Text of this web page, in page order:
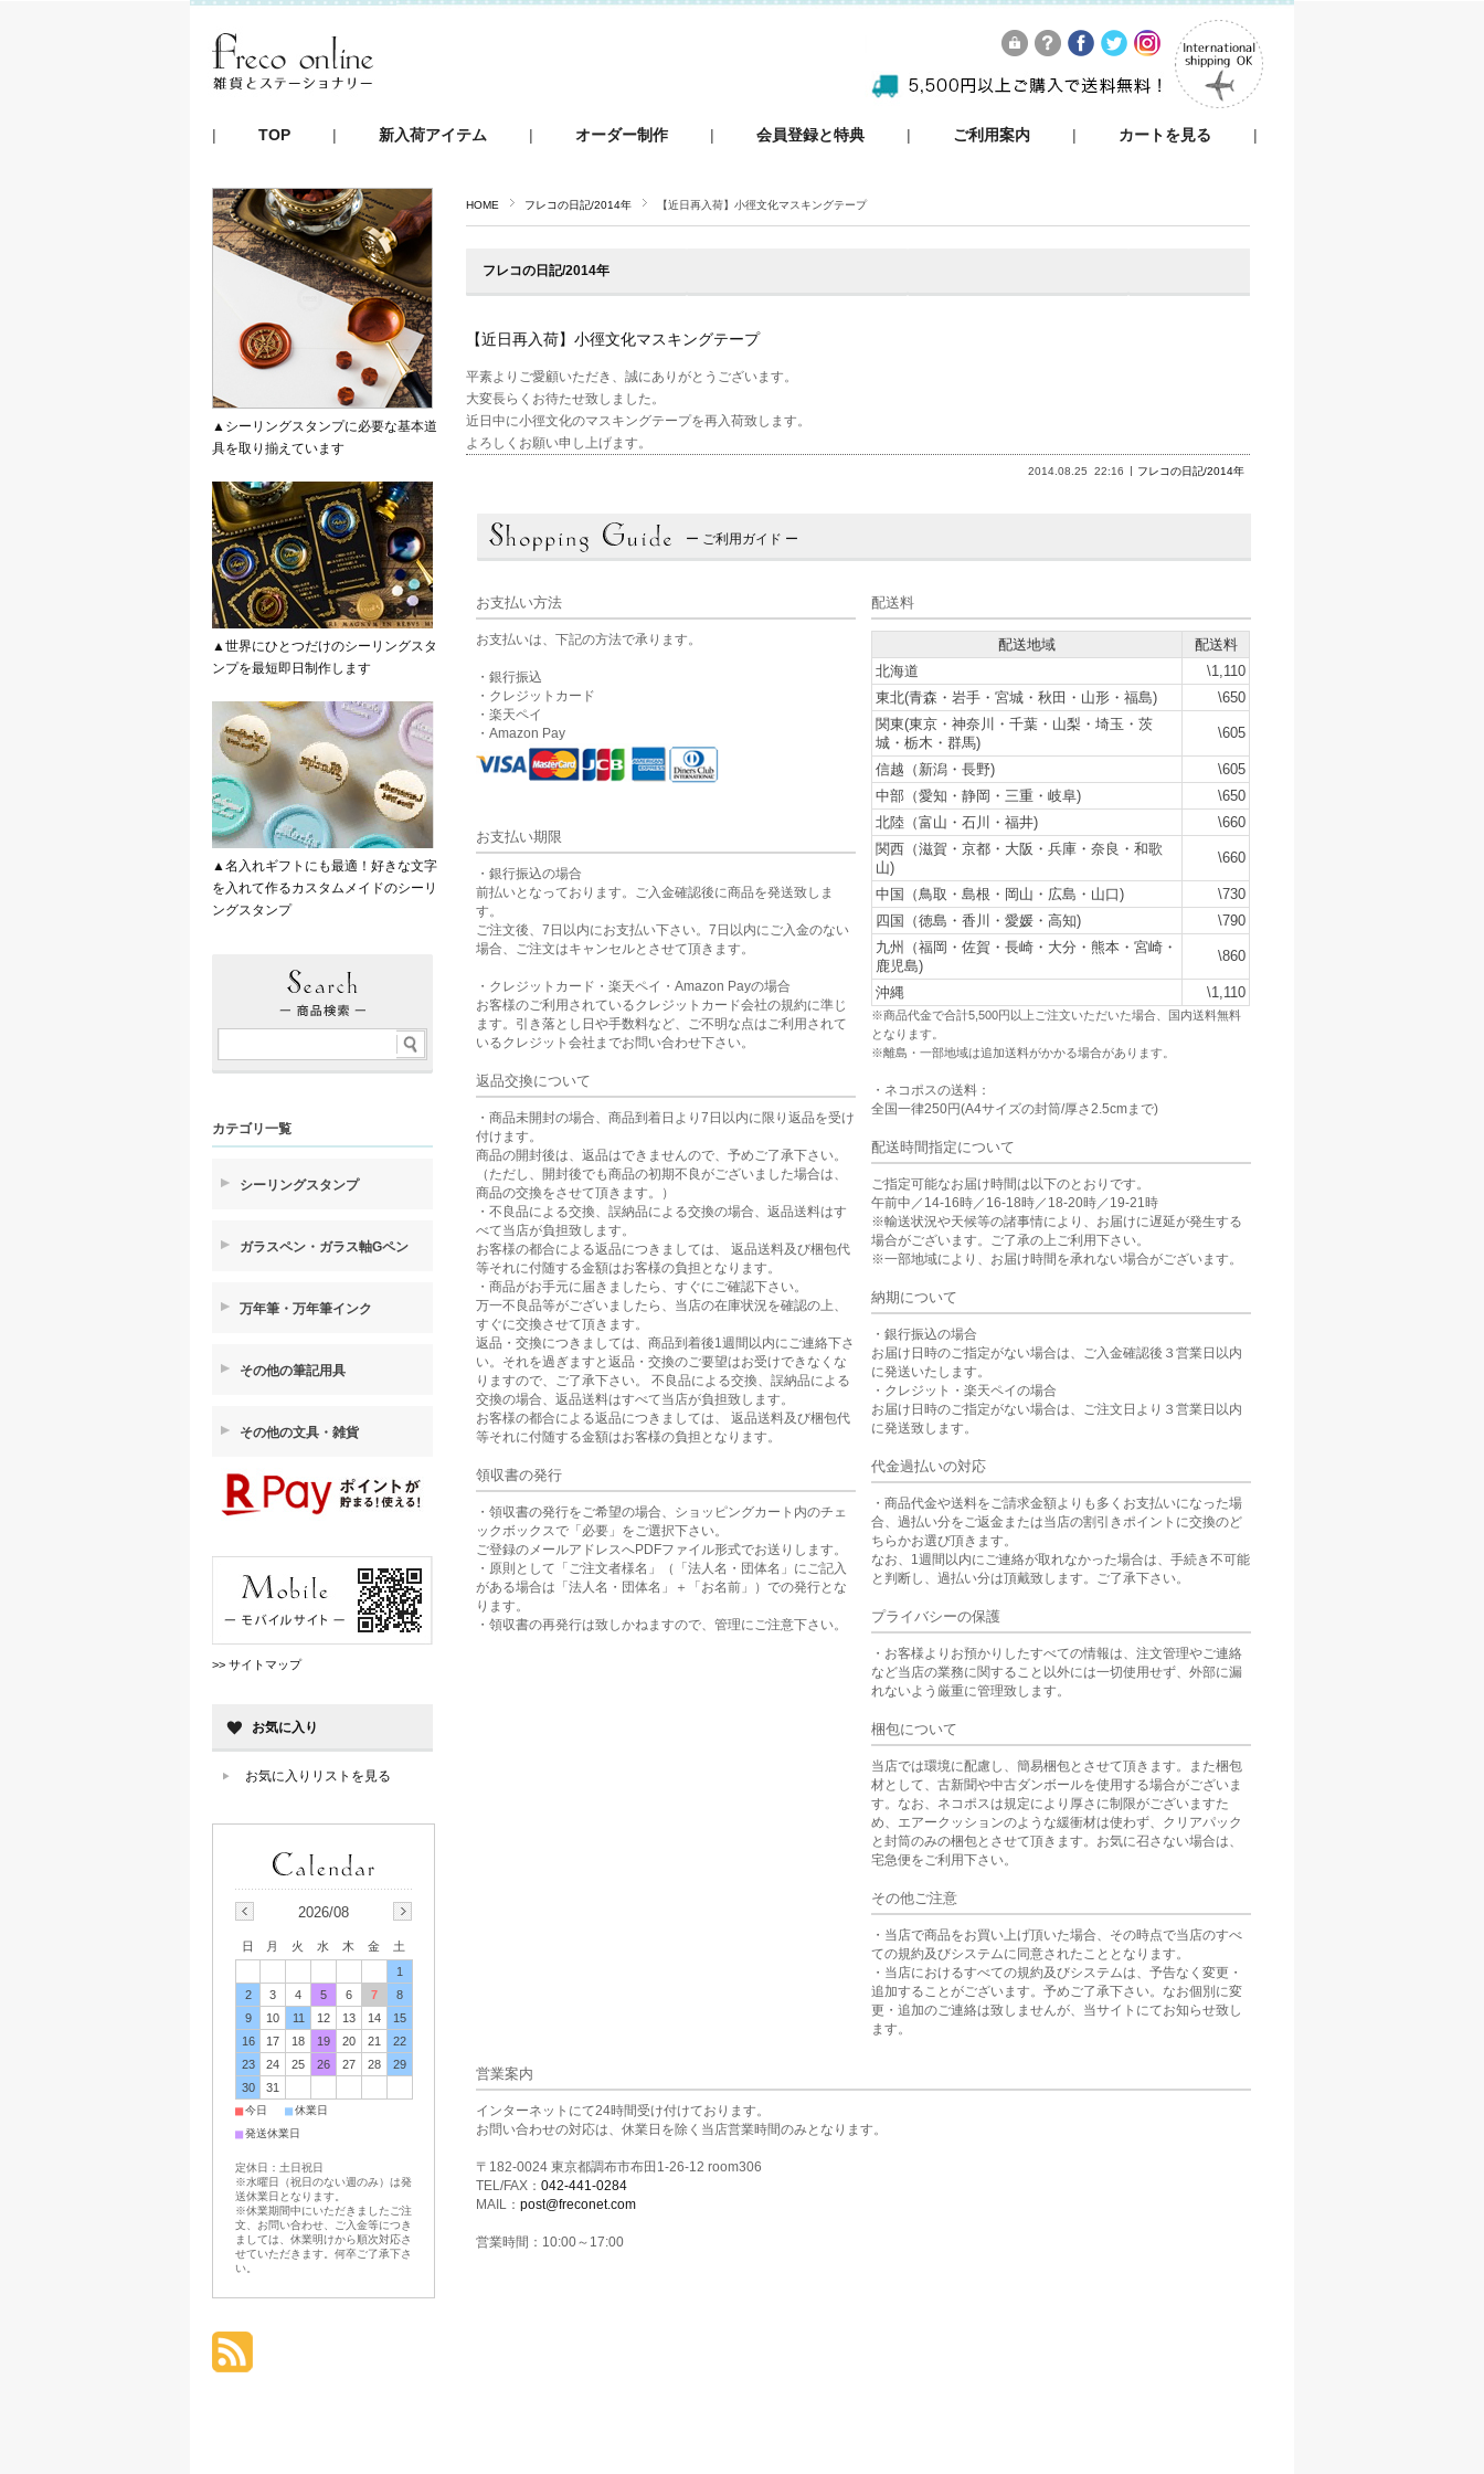
TOP 新入荷アイテム オーダー制作 会員登録と特典 ご利用案内 カートを見る
HOME フレコの日記/2014年 【近日再入荷】小徑文化マスキングテープ
フレコの日記/2014年
【近日再入荷】小徑文化マスキングテープ
平素よりご愛顧いただき、誠にありがとうございます。
大変長らくお待たせ致しました。
近日中に小徑文化のマスキングテープを再入荷致します。
よろしくお願い申し上げます。
2014.08.25 22:16 フレコの日記/2014年
ー ご利用ガイド ー
お支払い方法
お支払いは、下記の方法で承ります。
・銀行振込
・クレジットカード
・楽天ペイ
・Amazon Pay
お支払い期限
・銀行振込の場合
前払いとなっております。ご入金確認後に商品を発送致しま
す。
ご注文後、7日以内にお支払い下さい。7日以内にご入金のない
場合、ご注文はキャンセルとさせて頂きます。
・クレジットカード・楽天ペイ・Amazon Payの場合
お客様のご利用されているクレジットカード会社の規約に準じ
ます。引き落とし日や手数料など、ご不明な点はご利用されて
いるクレジット会社までお問い合わせ下さい。
返品交換について
・商品未開封の場合、商品到着日より7日以内に限り返品を受け
付けます。
商品の開封後は、返品はできませんので、予めご了承下さい。
（ただし、開封後でも商品の初期不良がございました場合は、
商品の交換をさせて頂きます。）
・不良品による交換、誤納品による交換の場合、返品送料はす
べて当店が負担致します。
お客様の都合による返品につきましては、 返品送料及び梱包代
等それに付随する金額はお客様の負担となります。
・商品がお手元に届きましたら、すぐにご確認下さい。
万一不良品等がございましたら、当店の在庫状況を確認の上、
すぐに交換させて頂きます。
返品・交換につきましては、商品到着後1週間以内にご連絡下さ
い。それを過ぎますと返品・交換のご要望はお受けできなくな
りますので、ご了承下さい。 不良品による交換、誤納品による
交換の場合、返品送料はすべて当店が負担致します。
お客様の都合による返品につきましては、 返品送料及び梱包代
等それに付随する金額はお客様の負担となります。
領収書の発行
・領収書の発行をご希望の場合、ショッピングカート内のチェ
ックボックスで「必要」をご選択下さい。
ご登録のメールアドレスへPDFファイル形式でお送りします。
・原則として「ご注文者様名」（「法人名・団体名」にご記入
がある場合は「法人名・団体名」＋「お名前」）での発行とな
ります。
・領収書の再発行は致しかねますので、管理にご注意下さい。
配送料
配送地域
配送料
北海道
\1,110
東北(青森・岩手・宮城・秋田・山形・福島)
\650
関東(東京・神奈川・千葉・山梨・埼玉・茨
城・栃木・群馬)
\605
信越（新潟・長野)
\605
中部（愛知・静岡・三重・岐阜)
\650
北陸（富山・石川・福井)
\660
関西（滋賀・京都・大阪・兵庫・奈良・和歌
山)
\660
中国（鳥取・島根・岡山・広島・山口)
\730
四国（徳島・香川・愛媛・高知)
\790
九州（福岡・佐賀・長崎・大分・熊本・宮崎・
鹿児島)
\860
沖縄 \1,110
※商品代金で合計5,500円以上ご注文いただいた場合、国内送料無料
となります。
※離島・一部地域は追加送料がかかる場合があります。
・ネコポスの送料：
全国一律250円(A4サイズの封筒/厚さ2.5cmまで)
配送時間指定について
ご指定可能なお届け時間は以下のとおりです。
午前中／14-16時／16-18時／18-20時／19-21時
※輸送状況や天候等の諸事情により、お届けに遅延が発生する
場合がございます。ご了承の上ご利用下さい。
※一部地域により、お届け時間を承れない場合がございます。
納期について
・銀行振込の場合
お届け日時のご指定がない場合は、ご入金確認後３営業日以内
に発送いたします。
・クレジット・楽天ペイの場合
お届け日時のご指定がない場合は、ご注文日より３営業日以内
に発送致します。
代金過払いの対応
・商品代金や送料をご請求金額よりも多くお支払いになった場
合、過払い分をご返金または当店の割引きポイントに交換のど
ちらかお選び頂きます。
なお、1週間以内にご連絡が取れなかった場合は、手続き不可能
と判断し、過払い分は頂戴致します。ご了承下さい。
プライバシーの保護
・お客様よりお預かりしたすべての情報は、注文管理やご連絡
など当店の業務に関すること以外には一切使用せず、外部に漏
れないよう厳重に管理致します。
梱包について
当店では環境に配慮し、簡易梱包とさせて頂きます。また梱包
材として、古新聞や中古ダンボールを使用する場合がございま
す。なお、ネコポスは規定により厚さに制限がございますた
め、エアークッションのような緩衝材は使わず、クリアパック
と封筒のみの梱包とさせて頂きます。お気に召さない場合は、
宅急便をご利用下さい。
その他ご注意
・当店で商品をお買い上げ頂いた場合、その時点で当店のすべ
ての規約及びシステムに同意されたこととなります。
・当店におけるすべての規約及びシステムは、予告なく変更・
追加することがございます。予めご了承下さい。なお個別に変
更・追加のご連絡は致しませんが、当サイトにてお知らせ致し
ます。
営業案内
インターネットにて24時間受け付けております。
お問い合わせの対応は、休業日を除く当店営業時間のみとなります。
〒182-0024 東京都調布市布田1-26-12 room306
TEL/FAX： 042-441-0284
MAIL： post@freconet.com
営業時間：10:00～17:00
▲シーリングスタンプに必要な基本道
具を取り揃えています
▲世界にひとつだけのシーリングスタ
ンプを最短即日制作します
▲名入れギフトにも最適！好きな文字
を入れて作るカスタムメイドのシーリ
ングスタンプ
カテゴリ一覧
シーリングスタンプ
ガラスペン・ガラス軸Gペン
万年筆・万年筆インク
その他の筆記用具
その他の文具・雑貨
>> サイトマップ
お気に入り
お気に入りリストを見る
2026/08
日 月 火 水 木 金
土
1
2
3 4 5 6 7
8
9
10 11 12 13 14
15
16
17 18 19 20 21
22
23
24 25 26 27 28
29
30
31
■今日 ■休業日
■発送休業日
定休日：土日祝日
※水曜日（祝日のない週のみ）は発
送休業日となります。
※休業期間中にいただきましたご注
文、お問い合わせ、ご入金等につき
ましては、休業明けから順次対応さ
せていただきます。何卒ご了承下さ
い。